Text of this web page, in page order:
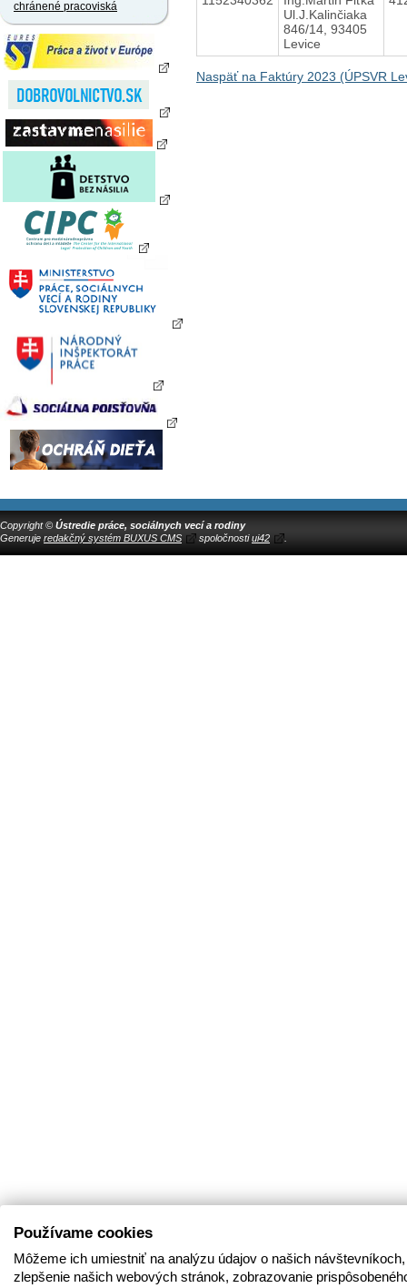
chránené pracoviská
Ul.J.Kalinčiaka
846/14, 93405
Levice
Naspäť na Faktúry 2023 (ÚPSVR
Copyright © Ústredie práce, sociálnych vecí a rodiny
Generuje redakčný systém BUXUS CMS spoločnostiui42
Používame cookies
Môžeme ich umiestniť na analýzu údajov o našich
zlepšenie našich webových stránok, zobrazovanie